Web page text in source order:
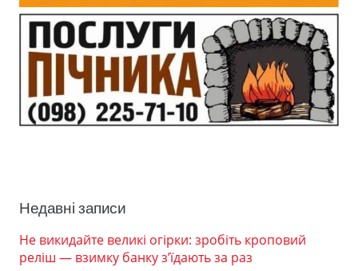
Недавні записи
Не викидайте великі огірки: зробіть кроповий
реліш — взимку банку з’їдають за раз